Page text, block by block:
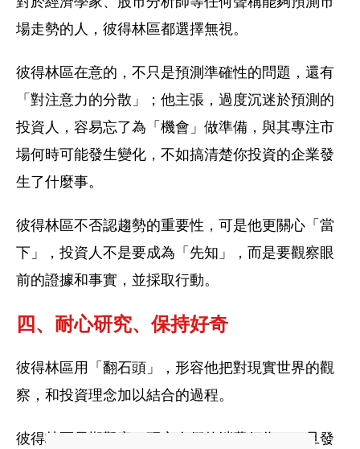
場走勢的人，彼得林區都選擇無視。
彼得林區在意的，不只是預測準確性的問題，還有
「對注意力的分散」；他主張，過度沉迷於預測的
投資人，容易忘了為「機會」做準備，與其專注市
場何時可能發生變化，不如搞清楚你投資的企業發
生了什麼事。
彼得林區不否認趨勢的重要性，可是他更關心「當
下」，投資人不是要成為「先知」，而是要觀察眼
前的證據和事實，並採取行動。
四、耐心研究、保持好奇
彼得林區用「翻石頭」，形容他把對現實世界的觀
察，和投資理念加以結合的過程。
彼得林區長期觀察、研究人們的消費行為，一旦發